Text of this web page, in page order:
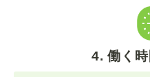
4. 働く